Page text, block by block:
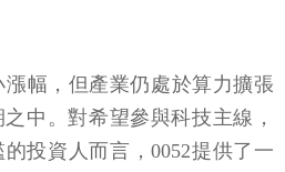
幅，但產業仍處於算力擴張
中。對希望參與科技主線，
投資人而言，0052提供了一